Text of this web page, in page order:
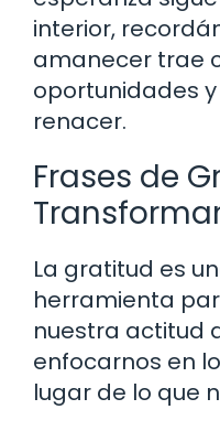
interior,
amanecer trae
oportunidades
renacer.
Frases de
La gratitud es
herramienta
nuestra actitud
enfocarnos en
lugar de lo que